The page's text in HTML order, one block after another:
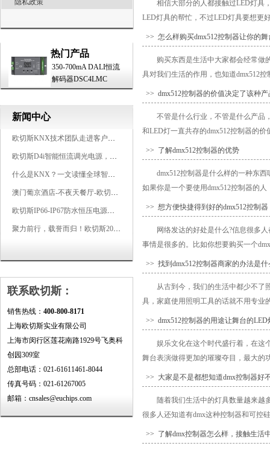
隐私政策
热门产品
350-700mA DALI恒流
解码器DSC4LMC
新闻中心
欧切斯KNX技术团队走进客户企业，为智能照明项目提供专业技术支持
欧切斯D4i智能恒流调光电源，引领未来照明生态
什么是KNX？一文读懂全球智能建筑控制标准
澳门葡京酒店-不夜天餐厅-欧切斯KNX智能控制系统打造高端智慧空间
欧切斯IP66-IP67防水恒压电源，无惧风雨，智稳如一
聚力前行，载誉而归！欧切斯2026光亚展完美收官
联系欧切斯：
销售热线： 400-800-8171
上海欧切斯实业有限公司
上海市闵行区莲花南路1929号飞奥科
创园309室
总部电话：021-61611461-8044
传真号码：021-61267005
邮箱：cnsales@euchips.com
相信大部分的人都接触过LED灯具
LED灯具的帮忙，不过LED灯具要想更
>> 怎么样购买dmx512控制器让你的
购买东西是生活中大家都会经常做
具对我们生活的作用，也知道dmx512
>> dmx512控制器的价值决定了该种
不管是什么行业，不管是什么产品
和LED灯一直共存的dmx512控制器的
>> 了解dmx512控制器的优势
dmx512控制器是什么样的一种东
如果你是一个要使用dmx512控制器的
>> 想方便快捷得到好的dmx512控制
网络发达的好处是什么?信息很多
事情是很多的。比如你想要购买一个
>> 找到dmx512控制器商家的办法是什
从古到今，我们的生活中都少不了
具，家庭使用照明工具的话就不用专业
>> dmx512控制器的用途让舞台的LED
娱乐文化在这个时代盛行着，在这
舞台表演做得更加的璀璨夺目，最大的
>> 大家是不是都想知道dmx控制器好
随着我们生活中的灯具数量越来越
很多人还知道有dmx这种控制器和可控
>> 了解dmx控制器怎么样，接触生活